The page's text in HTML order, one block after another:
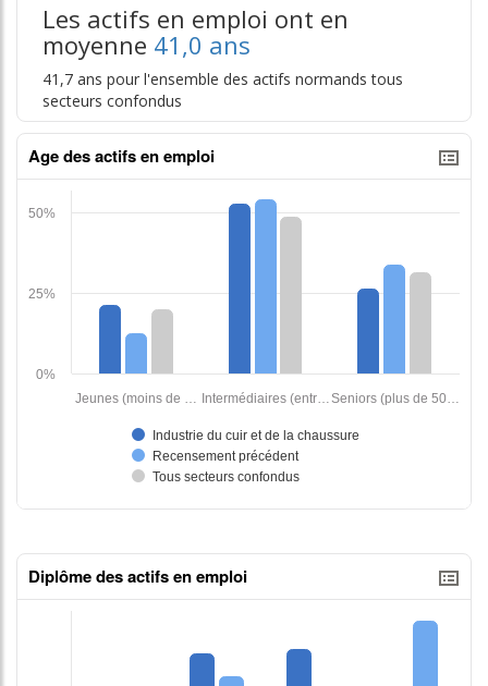
Les actifs en emploi ont en
moyenne 41,0 ans
41,7 ans pour l'ensemble des actifs normands tous
secteurs confondus
Age des actifs en emploi
tableaux excel
Diplôme des actifs en emploi
tableaux excel n°1